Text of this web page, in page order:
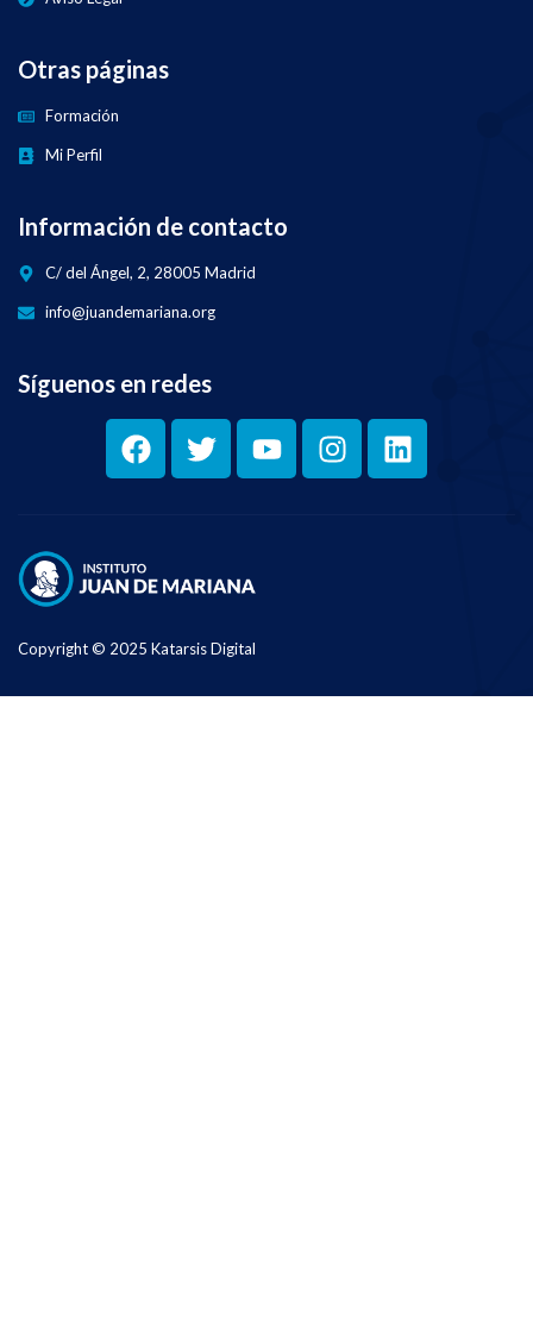
Otras páginas
Formación
Mi Perfil
Información de contacto
C/ del Ángel, 2, 28005 Madrid
info@juandemariana.org
Síguenos en redes
Copyright © 2025 Katarsis Digital